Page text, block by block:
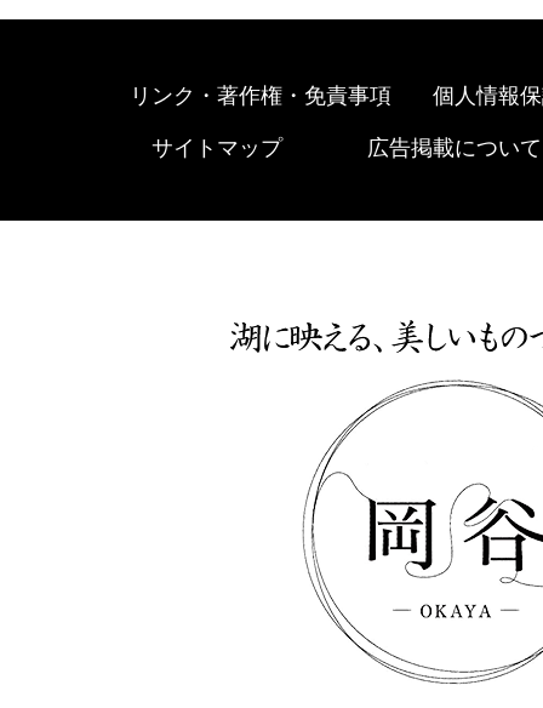
リンク・著作権・免責事項 個人情報
サイトマップ 広告掲載について